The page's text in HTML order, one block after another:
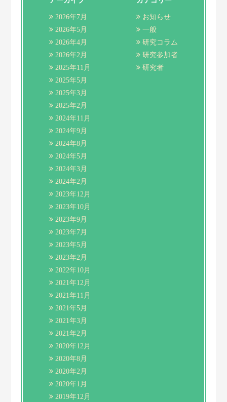
2026年7月
2026年5月
2026年4月
2026年2月
2025年11月
2025年5月
2025年3月
2025年2月
2024年11月
2024年9月
2024年8月
2024年5月
2024年3月
2024年2月
2023年12月
2023年10月
2023年9月
2023年7月
2023年5月
2023年2月
2022年10月
2021年12月
2021年11月
2021年5月
2021年3月
2021年2月
2020年12月
2020年8月
2020年2月
2020年1月
2019年12月
お知らせ
一般
研究コラム
研究参加者
研究者